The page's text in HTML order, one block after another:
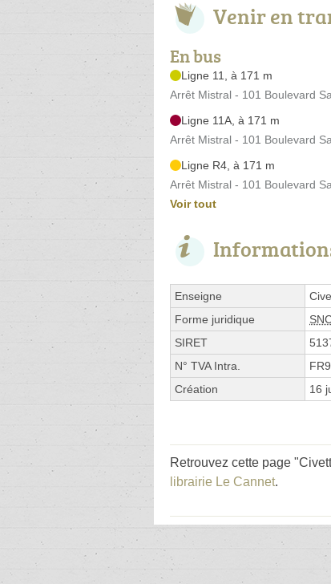
Venir en
En bus
Ligne 11, à 171 m
Arrêt Mistral - 101 Boulevard
Ligne 11A, à 171 m
Arrêt Mistral - 101 Boulevard
Ligne R4, à 171 m
Arrêt Mistral - 101 Boulevard
Voir tout
Enseigne
Forme juridique
SIRET
N° TVA Intra.
Création
16
Retrouvez cette page
librairie Le Cannet.